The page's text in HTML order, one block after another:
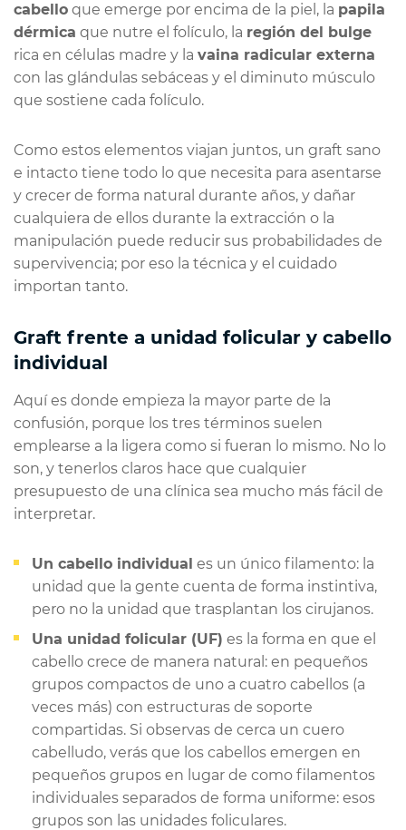
cabello que emerge por encima de la piel, la papila
dérmica que nutre el folículo, la región del bulge
rica en células madre y la vaina radicular externa
con las glándulas sebáceas y el diminuto músculo
que sostiene cada folículo.
Como estos elementos viajan juntos, un graft sano
e intacto tiene todo lo que necesita para asentarse
y crecer de forma natural durante años, y dañar
cualquiera de ellos durante la extracción o la
manipulación puede reducir sus probabilidades de
supervivencia; por eso la técnica y el cuidado
importan tanto.
Graft frente a unidad folicular y cabello
individual
Aquí es donde empieza la mayor parte de la
confusión, porque los tres términos suelen
emplearse a la ligera como si fueran lo mismo. No lo
son, y tenerlos claros hace que cualquier
presupuesto de una clínica sea mucho más fácil de
interpretar.
Un cabello individual es un único filamento: la
unidad que la gente cuenta de forma instintiva,
pero no la unidad que trasplantan los cirujanos.
Una unidad folicular (UF) es la forma en que el
cabello crece de manera natural: en pequeños
grupos compactos de uno a cuatro cabellos (a
veces más) con estructuras de soporte
compartidas. Si observas de cerca un cuero
cabelludo, verás que los cabellos emergen en
pequeños grupos en lugar de como filamentos
individuales separados de forma uniforme: esos
grupos son las unidades foliculares.